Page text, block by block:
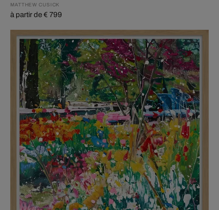
MATTHEW CUSICK
à partir de € 799